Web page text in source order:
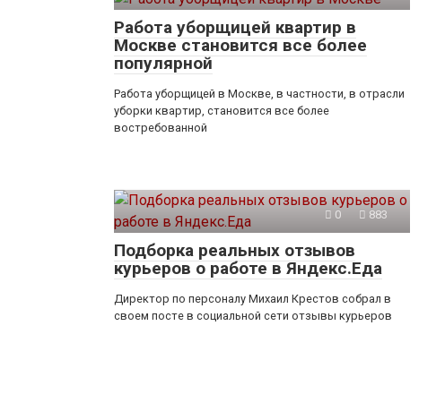
Работа уборщицей квартир в
Москве становится все более
популярной
Работа уборщицей в Москве, в частности, в отрасли
уборки квартир, становится все более
востребованной
0 883
Подборка реальных отзывов
курьеров о работе в Яндекс.Еда
Директор по персоналу Михаил Крестов собрал в
своем посте в социальной сети отзывы курьеров